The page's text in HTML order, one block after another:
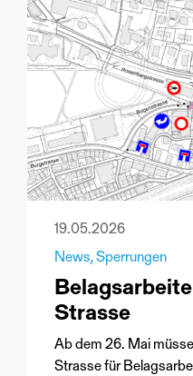
19.05.2026
News Sperrungen
Strasse
Ab dem 26. Mai
Strasse für